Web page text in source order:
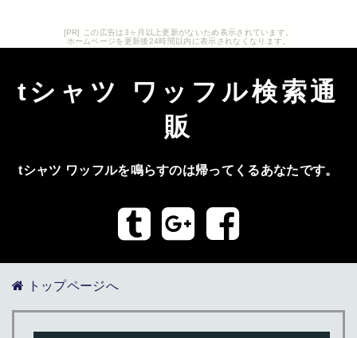
[PR] この広告は3ヶ月以上更新がないため表示されています。
ホームページを更新後24時間以内に表示されなくなります。
tシャツ ワッフル検索通
販
tシャツ ワッフルを鳴らすのは帰ってくるあなたです。
トップページへ